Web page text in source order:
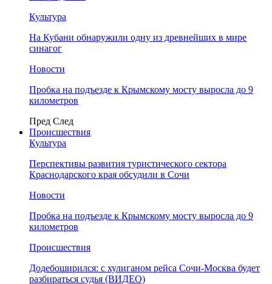
Культура
На Кубани обнаружили одну из древнейших в мире
синагог
Новости
Пробка на подъезде к Крымскому мосту выросла до 9
километров
Пред След
Происшествия
Культура
Перспективы развития туристического сектора
Краснодарского края обсудили в Сочи
Новости
Пробка на подъезде к Крымскому мосту выросла до 9
километров
Происшествия
Додебоширился: с хулиганом рейса Сочи-Москва будет
разбираться судья (ВИДЕО)